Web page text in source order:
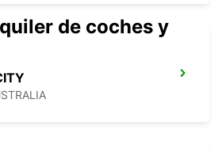
de coches y